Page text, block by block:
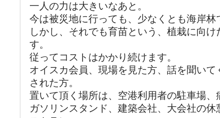
一人の力は大きいなあと。
今は被災地に行っても、少なくとも海岸
しかし、それでも育苗という、植栽に向
す。
従ってコストはかかり続けます。
オイスカ会員、現場を見た方、話を聞い
された方。
置いて頂く場所は、空港利用者の駐車場
ガソリンスタンド、建築会社、大会社の